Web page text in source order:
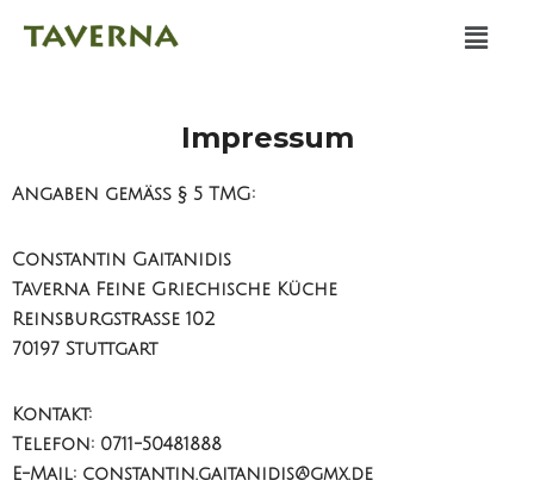
Inhalt
Menü
Impressum
Angaben gemäß § 5 TMG:
Constantin Gaitanidis
Taverna Feine Griechische Küche
Reinsburgstraße 102
70197 Stuttgart
Kontakt:
Telefon: 0711-50481888
E-Mail: constantin.gaitanidis@gmx.de